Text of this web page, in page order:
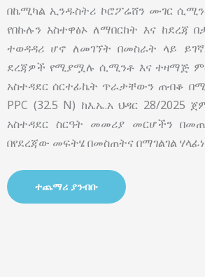
በኬሚካል ኢንዱስትሪ ኮሮፖሬሸን ሙገር
የበኩሉን አስተዋፅኦ ለማበርከት እና ከደረጃ
ተወዳዳሪ ሆኖ ለመገኘት በመስራት ላይ
ደረጃዎች የሚያሟሉ ሲሚንቶ እና ተዛማጅ
አስተዳደር ሰርተፊኬት ጥራታቸውን ጠብቆ
PPC (32.5 N) ከእ.ኤ.አ ህዳር 28/
አስተዳደር ስርዓት መመሪያ መርሆችን
በየደረጃው መፍትሄ በመስጠትና በማገልገል
ተጨማሪ ያንብቡ